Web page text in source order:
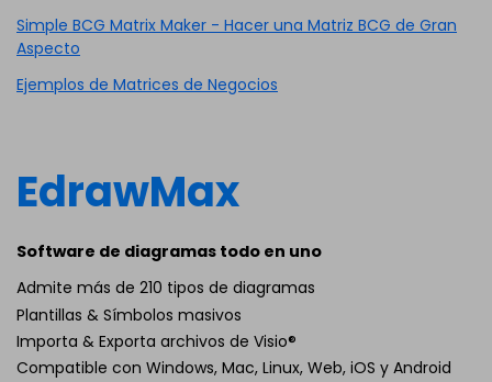
Simple BCG Matrix Maker - Hacer una Matriz BCG de Gran
Aspecto
Ejemplos de Matrices de Negocios
EdrawMax
Software de diagramas todo en uno
Admite más de 210 tipos de diagramas
Plantillas & Símbolos masivos
Importa & Exporta archivos de Visio®
Compatible con Windows, Mac, Linux, Web, iOS y Android